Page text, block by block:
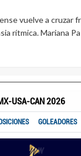
vuelve a cruzar
rítmica. Mariana